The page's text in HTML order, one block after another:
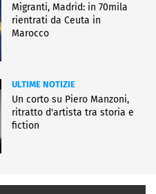
Migranti, Madrid: in 70mila
rientrati da Ceuta in
Marocco
ULTIME NOTIZIE
Un corto su Piero Manzoni,
ritratto d'artista tra storia e
fiction